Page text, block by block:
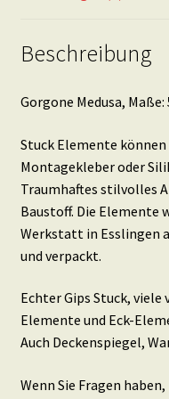
Beschreibung
Gorgone Medusa,
Stuck Elemente
Montagekleber oder
Traumhaftes stilvolles
Baustoff. Die Elemente
Werkstatt in Esslingen
und verpackt.
Echter Gips Stuck, viele
Elemente und Eck-
Auch Deckenspiegel,
Wenn Sie Fragen